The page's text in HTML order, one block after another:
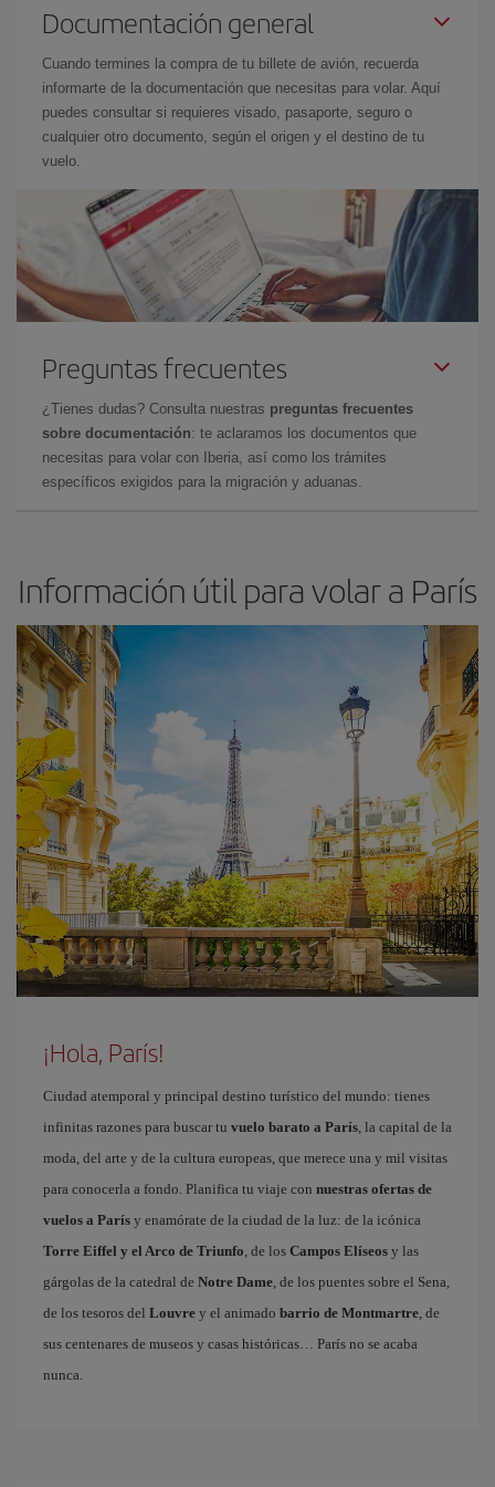
Documentación general
Cuando termines la compra de tu billete de avión, recuerda
informarte de la documentación que necesitas para volar. Aquí
puedes consultar si requieres visado, pasaporte, seguro o
cualquier otro documento, según el origen y el destino de tu
vuelo.
Preguntas frecuentes
¿Tienes dudas? Consulta nuestras preguntas frecuentes
sobre documentación: te aclaramos los documentos que
necesitas para volar con Iberia, así como los trámites
específicos exigidos para la migración y aduanas.
Información útil para volar a París
¡Hola, París!
Ciudad atemporal y principal destino turístico del mundo: tienes
infinitas razones para buscar tu vuelo barato a París, la capital de la
moda, del arte y de la cultura europeas, que merece una y mil visitas
para conocerla a fondo. Planifica tu viaje con nuestras ofertas de
vuelos a París y enamórate de la ciudad de la luz: de la icónica
Torre Eiffel y el Arco de Triunfo, de los Campos Elíseos y las
gárgolas de la catedral de Notre Dame, de los puentes sobre el Sena,
de los tesoros del Louvre y el animado barrio de Montmartre, de
sus centenares de museos y casas históricas… París no se acaba
nunca.